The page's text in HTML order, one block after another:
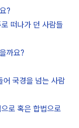
?
떠나가 던 사람들
까요?
어 국경을 넘는 사람
로 혹은 합법으로